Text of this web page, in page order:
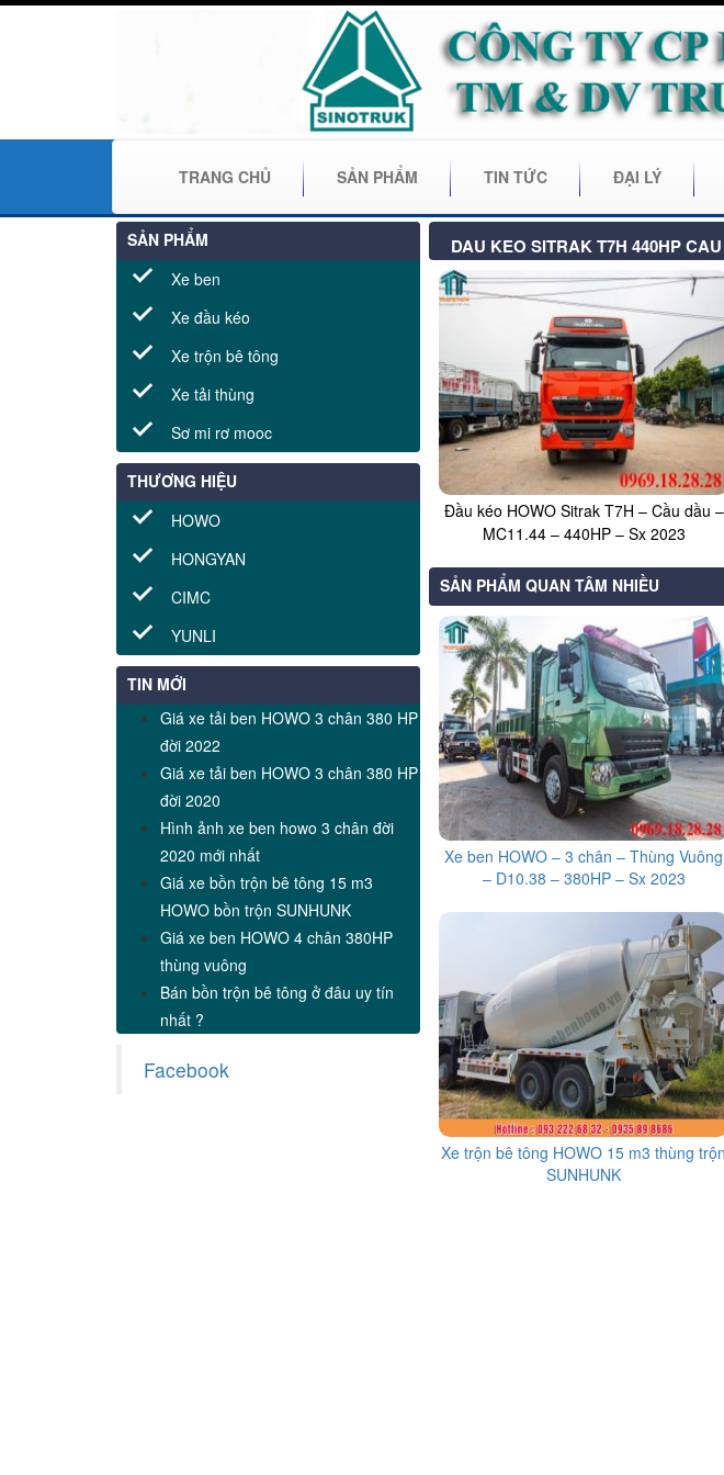
TRANG CHỦ SẢN PHẨM TIN TỨC ĐẠI LÝ
SẢN PHẨM
Xe ben
Xe đầu kéo
Xe trộn bê tông
Xe tải thùng
Sơ mi rơ mooc
THƯƠNG HIỆU
HOWO
HONGYAN
CIMC
YUNLI
TIN MỚI
Giá xe tải ben HOWO 3 chân 380 HP
đời 2022
Giá xe tải ben HOWO 3 chân 380 HP
đời 2020
Hình ảnh xe ben howo 3 chân đời
2020 mới nhất
Giá xe bồn trộn bê tông 15 m3
HOWO bồn trộn SUNHUNK
Giá xe ben HOWO 4 chân 380HP
thùng vuông
Bán bồn trộn bê tông ở đâu uy tín
nhất ?
Facebook
DAU KEO SITRAK T7H 440HP
Đầu kéo HOWO Sitrak T7H – Cầu dầu –
MC11.44 – 440HP – Sx 2023
SẢN PHẨM QUAN TÂM NHIỀU
Xe ben HOWO – 3 chân – Thùng Vuông
– D10.38 – 380HP – Sx 2023
Xe trộn bê tông HOWO 15 m3 thùng trộn
SUNHUNK